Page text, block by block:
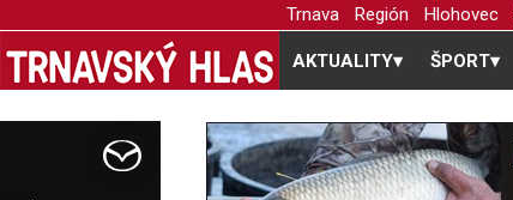
Trnava Región Hlohovec
AKTUALITY▾ ŠPORT▾